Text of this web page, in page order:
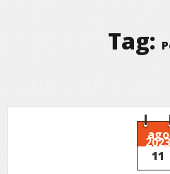
Tag:
ago
2023
11